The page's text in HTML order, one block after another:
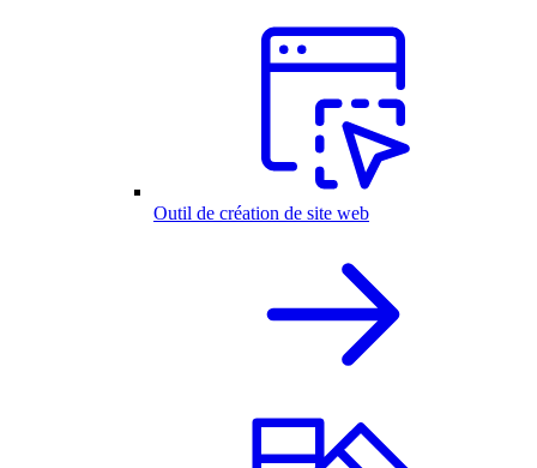
Outil de création de site web